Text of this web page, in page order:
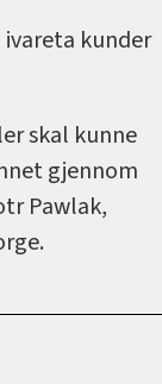
kunder
skal kunne
gjennom
Pawlak,